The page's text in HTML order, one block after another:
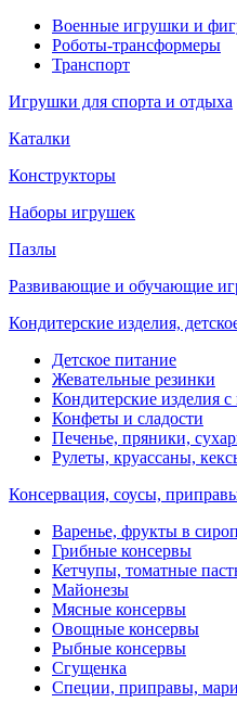
Военные игрушки и
Роботы-трансформеры
Транспорт
Игрушки для спорта и отдыха
Каталки
Конструкторы
Наборы игрушек
Пазлы
Развивающие и обучающие
Кондитерские изделия,
Детское питание
Жевательные резинки
Кондитерские изделия
Конфеты и сладости
Печенье, пряники,
Рулеты, круассаны,
Консервация, соусы,
Варенье, фрукты в
Грибные консервы
Кетчупы, томатные
Майонезы
Мясные консервы
Овощные консервы
Рыбные консервы
Сгущенка
Специи, приправы,